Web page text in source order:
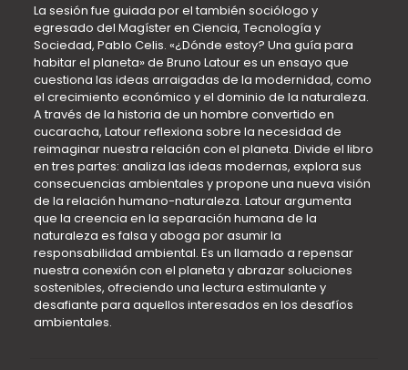
La sesión fue guiada por el también sociólogo y
egresado del Magíster en Ciencia, Tecnología y
Sociedad, Pablo Celis. «¿Dónde estoy? Una guía para
habitar el planeta» de Bruno Latour es un ensayo que
cuestiona las ideas arraigadas de la modernidad, como
el crecimiento económico y el dominio de la naturaleza.
A través de la historia de un hombre convertido en
cucaracha, Latour reflexiona sobre la necesidad de
reimaginar nuestra relación con el planeta. Divide el libro
en tres partes: analiza las ideas modernas, explora sus
consecuencias ambientales y propone una nueva visión
de la relación humano-naturaleza. Latour argumenta
que la creencia en la separación humana de la
naturaleza es falsa y aboga por asumir la
responsabilidad ambiental. Es un llamado a repensar
nuestra conexión con el planeta y abrazar soluciones
sostenibles, ofreciendo una lectura estimulante y
desafiante para aquellos interesados en los desafíos
ambientales.